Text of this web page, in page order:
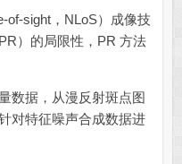
sight，NLoS）成像技
）的局限性，PR 方法
据，从漫反射斑点图
对特征噪声合成数据进